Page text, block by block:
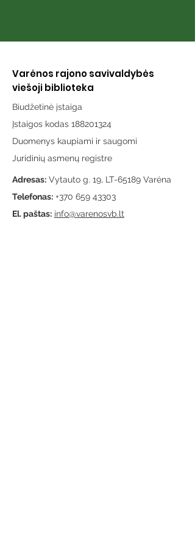
Varėnos rajono savivaldybės
viešoji biblioteka
Biudžetinė įstaiga
Įstaigos kodas 188201324
Duomenys kaupiami ir saugomi
Juridinių asmenų registre
Adresas: Vytauto g. 19, LT-65189 Varėna
Telefonas: +370 659 43303
El. paštas: info@varenosvb.lt